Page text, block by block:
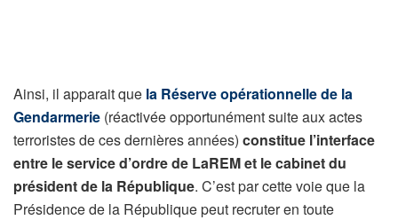
Ainsi, il apparait que la Réserve opérationnelle de la
Gendarmerie (réactivée opportunément suite aux actes
terroristes de ces dernières années) constitue l’interface
entre le service d’ordre de LaREM et le cabinet du
président de la République. C’est par cette voie que la
Présidence de la République peut recruter en toute